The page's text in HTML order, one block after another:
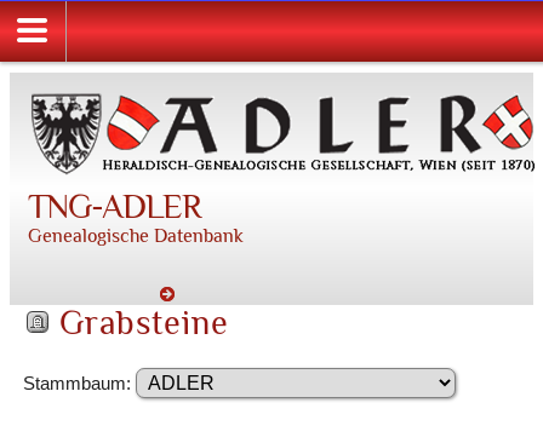
TNG-ADLER
Genealogische Datenbank
Grabsteine
Stammbaum: